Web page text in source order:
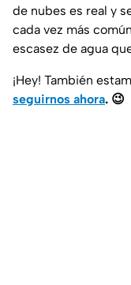
de nubes es real y
cada vez más
escasez de agua
¡Hey! También
seguirnos ahora. 😉